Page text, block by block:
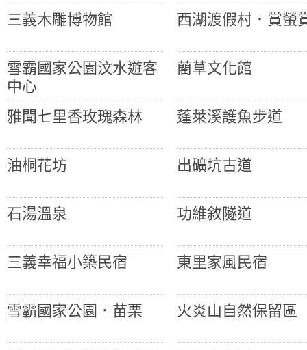
三義木雕博物館 西湖渡假村．賞螢
雪霸國家公園汶水遊客
中心
藺草文化館
雅聞七里香玫瑰森林 蓬萊溪護魚步道
油桐花坊 出礦坑古道
石湯溫泉 功維敘隧道
三義幸福小築民宿 東里家風民宿
雪霸國家公園．苗栗 火炎山自然保留區